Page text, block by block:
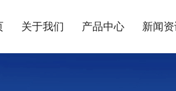
关于我们 产品中心 新闻